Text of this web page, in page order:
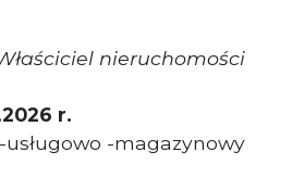
nieruchomości
r.
-magazynowy